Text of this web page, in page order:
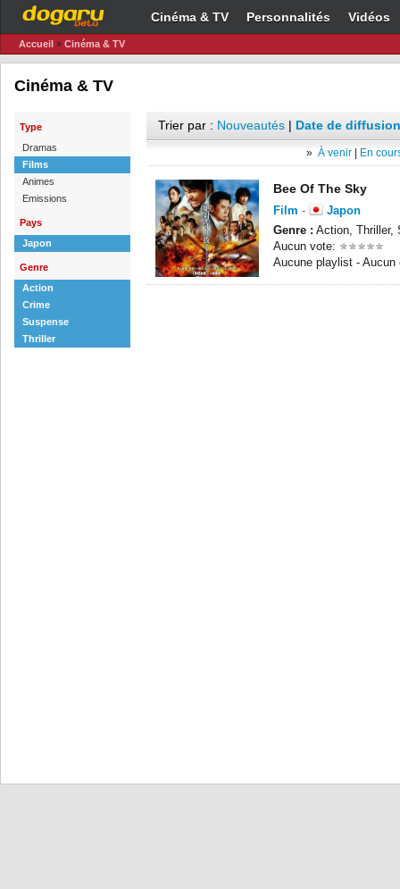
Cinéma & TV Personnalités Vidéos
Accueil » Cinéma & TV
Cinéma & TV
Type
Dramas
Films
Animes
Emissions
Pays
Japon
Genre
Action
Crime
Suspense
Thriller
Trier par : Nouveautés | Date de
» À venir En
Bee Of The Sky
Film -
Japon
Genre : Action, Thriller,
Aucun vote:
Aucune playlist - Aucun